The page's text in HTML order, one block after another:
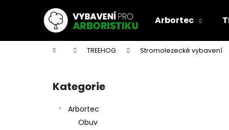
Arbortec
Domů TREEHOG Stromolezecké vybavení
Přeskočit
kategorie
Kategorie
Arbortec
Obuv
í
Zpět
do
Zpět
do